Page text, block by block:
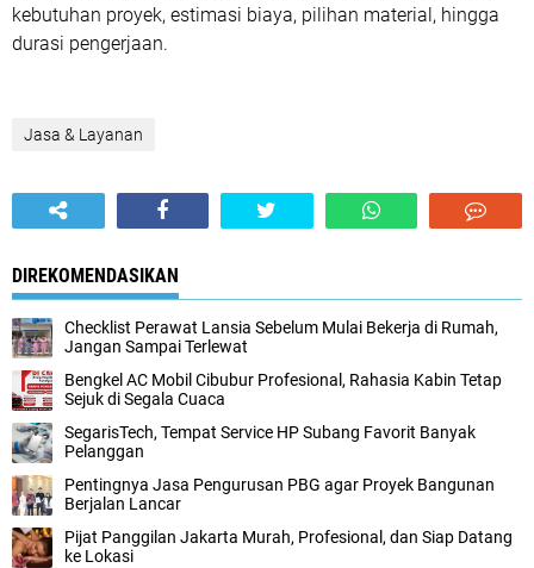
kebutuhan proyek, estimasi biaya, pilihan material, hingga
durasi pengerjaan.
Jasa & Layanan
DIREKOMENDASIKAN
Checklist Perawat Lansia Sebelum Mulai Bekerja di Rumah,
Jangan Sampai Terlewat
Bengkel AC Mobil Cibubur Profesional, Rahasia Kabin Tetap
Sejuk di Segala Cuaca
SegarisTech, Tempat Service HP Subang Favorit Banyak
Pelanggan
Pentingnya Jasa Pengurusan PBG agar Proyek Bangunan
Berjalan Lancar
Pijat Panggilan Jakarta Murah, Profesional, dan Siap Datang
ke Lokasi